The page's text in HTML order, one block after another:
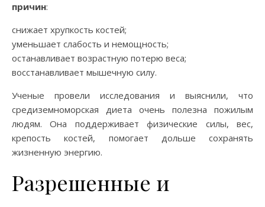
причин:
снижает хрупкость костей;
уменьшает слабость и немощность;
останавливает возрастную потерю веса;
восстанавливает мышечную силу.
Ученые провели исследования и выяснили, что
средиземноморская диета очень полезна пожилым
людям. Она поддерживает физические силы, вес,
крепость костей, помогает дольше сохранять
жизненную энергию.
Разрешенные и